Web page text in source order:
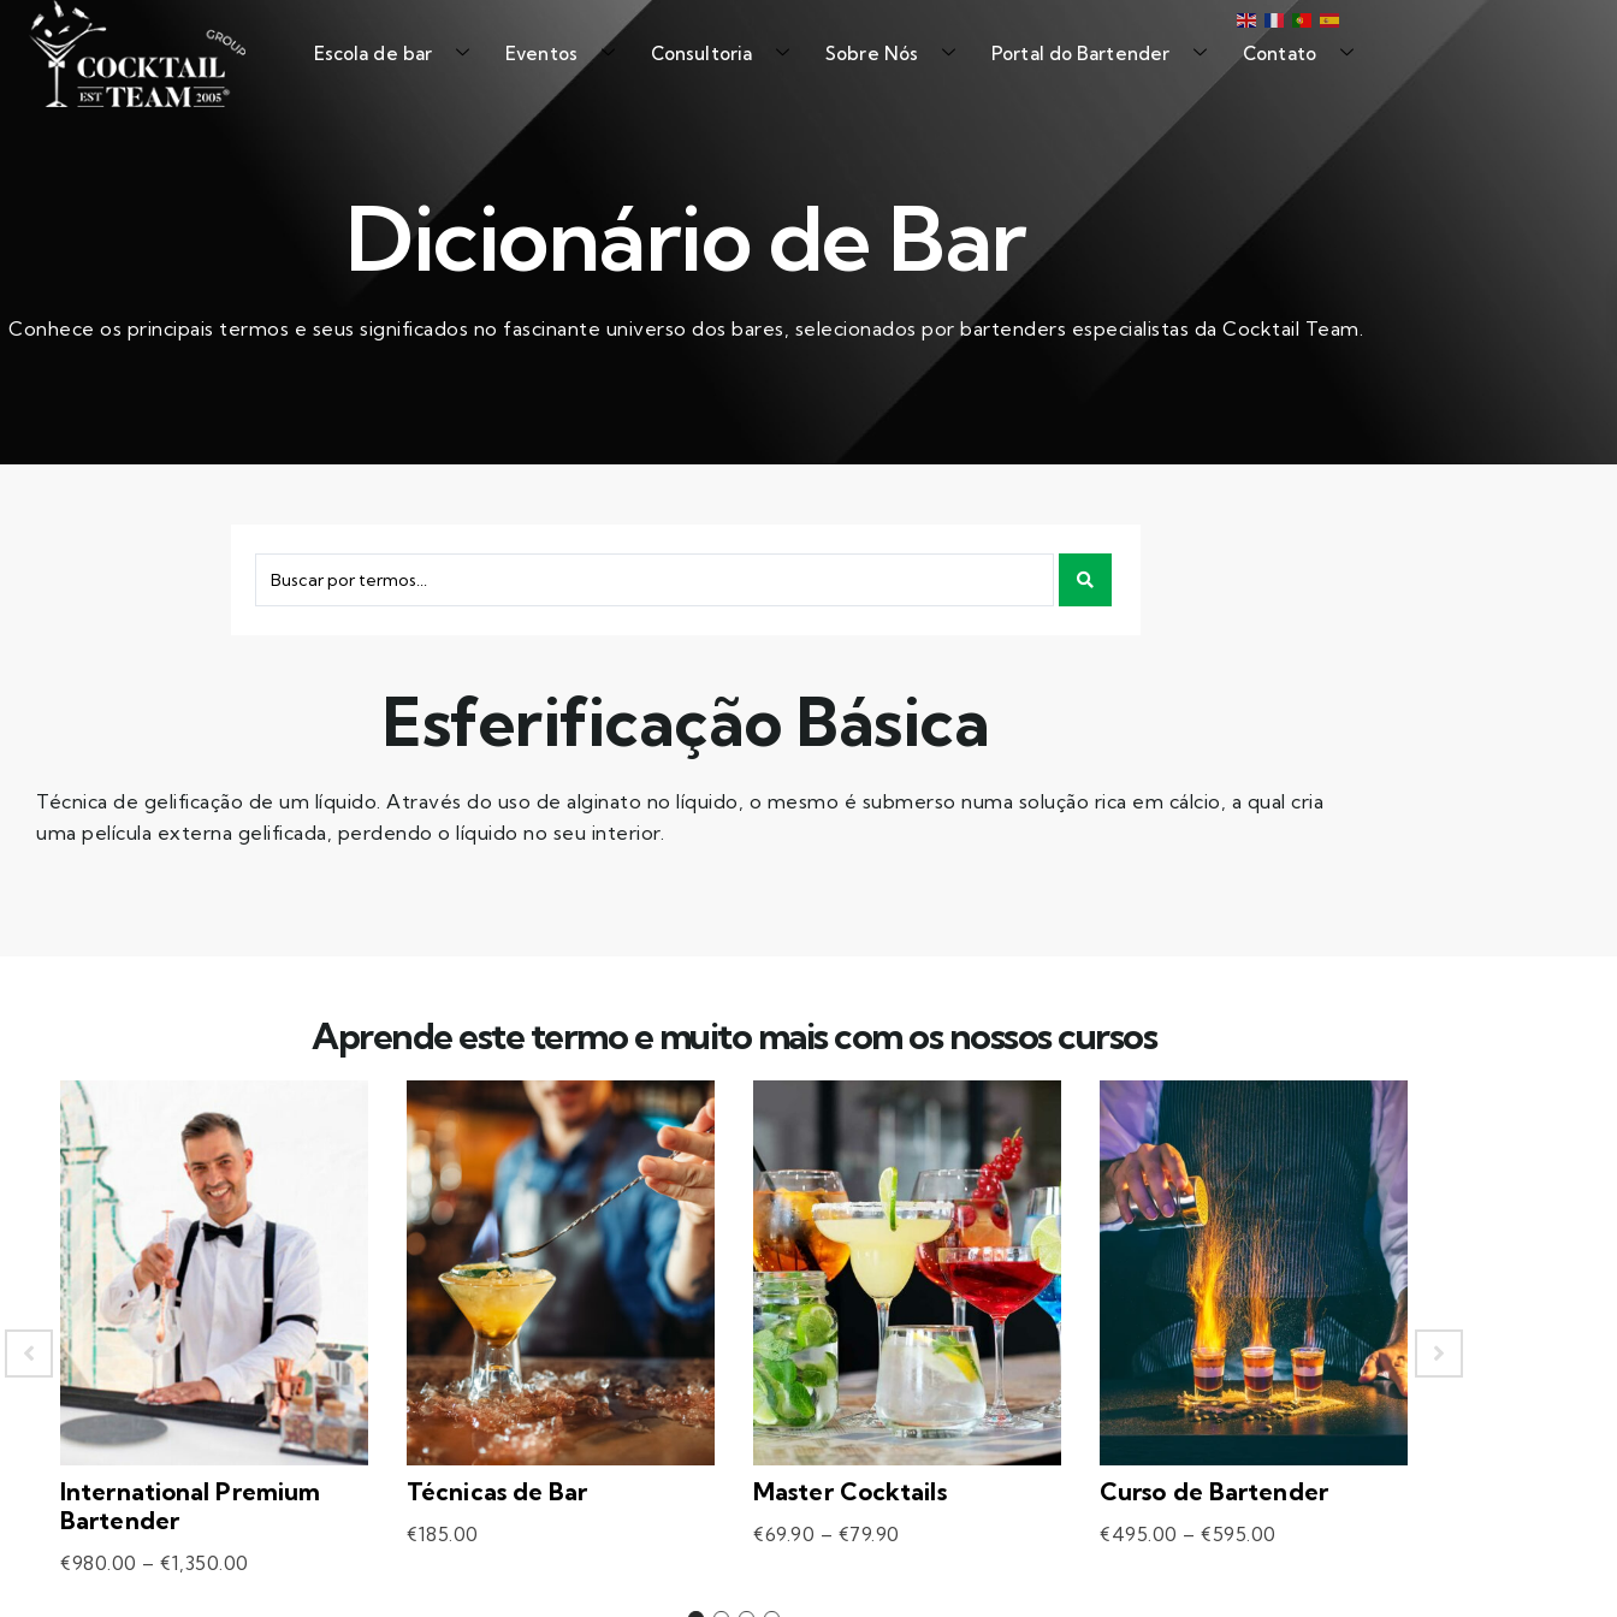
Escola de bar Eventos Consultoria Sobre Nós Portal do Bartender Contato
Dicionário de Bar
Conhece os principais termos e seus significados no fascinante universo dos bares, selecionados por bartenders especialistas da Cocktail Team.
Esferificação Básica
Técnica de gelificação de um líquido. Através do uso de alginato no líquido, o mesmo é submerso numa solução rica em cálcio, a qual cria
uma película externa gelificada, perdendo o líquido no seu interior.
Aprende este termo e muito mais com os nossos cursos
International Premium
Bartender
€980.00 – €1,350.00
Técnicas de Bar
€185.00
Master Cocktails
€69.90 – €79.90
Curso de Bartender
€495.00 – €595.00